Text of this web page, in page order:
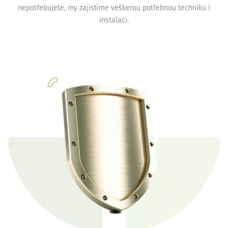
nepotřebujete, my zajistíme veškerou potřebnou techniku i
instalaci.